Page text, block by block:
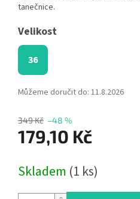
349 Kč –48 %
179,10 Kč
cena:
Skladem (1 ks)
Velikost
36
Můžeme doručit do: 11.8.2026
tanečnice.